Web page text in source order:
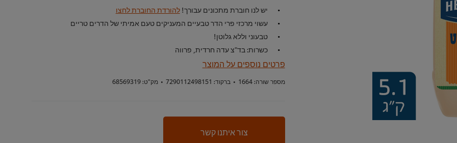
יש לנו חוברת מתכונים עבורך!להורדת החוברת לחצו
עשוי מרכזי פרי הדר טבעיים המעניקים טעם אמיתי של הדרים טריים
טבעוני וללא גלוטן!
כשרות: בד"צ עדה חרדית, פרווה
פרטים נוספים על המוצר
מספר שורה:1664
• ברקוד: • מק"ט:68569319
צור איתנו קשר